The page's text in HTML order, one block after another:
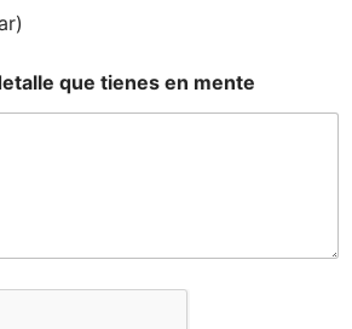
que tienes en mente